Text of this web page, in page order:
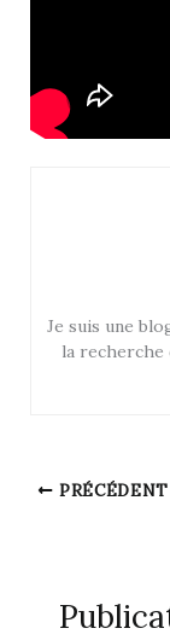
Je suis une
la recherche
PRÉCÉDENT